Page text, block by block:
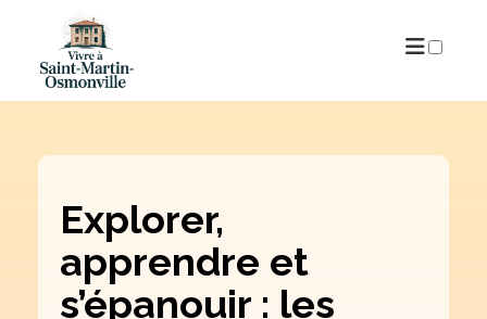
Explorer,
apprendre et
s’épanouir : les